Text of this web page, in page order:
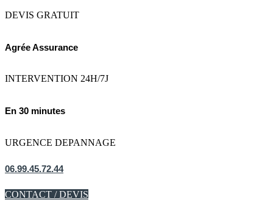
DEVIS GRATUIT
Agrée Assurance
INTERVENTION 24H/7J
En 30 minutes
URGENCE DEPANNAGE
06.99.45.72.44
CONTACT / DEVIS